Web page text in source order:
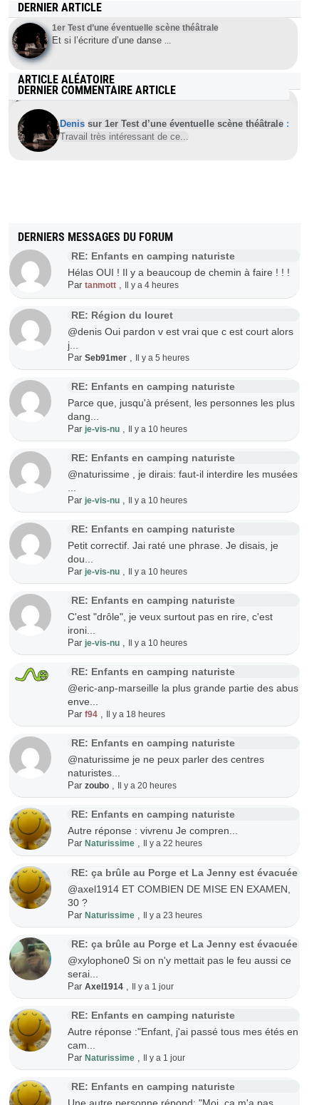
DERNIER ARTICLE
1er Test d’une éventuelle scène théâtrale
Et si l’écriture d’une danse ...
ARTICLE ALÉATOIRE
Réveillon avec spectacle de nus dans une boite de nuit
LGBT
DERNIER COMMENTAIRE ARTICLE
Denis sur 1er Test d’une éventuelle scène théâtrale :
Travail très intéressant de ce...
DERNIERS MESSAGES DU FORUM
RE: Enfants en camping naturiste
Hélas OUI ! Il y a beaucoup de chemin à faire ! ! !
Par tanmott, Il y a 4 heures
RE: Région du louret
@denis Oui pardon v est vrai que c est court alors
j...
Par Seb91mer, Il y a 5 heures
RE: Enfants en camping naturiste
Parce que, jusqu'à présent, les personnes les plus
dang...
Par je-vis-nu, Il y a 10 heures
RE: Enfants en camping naturiste
@naturissime , je dirais: faut-il interdire les musées
Par je-vis-nu, Il y a 10 heures
RE: Enfants en camping naturiste
Petit correctif. Jai raté une phrase. Je disais, je
dou...
Par je-vis-nu, Il y a 10 heures
RE: Enfants en camping naturiste
C'est "drôle", je veux surtout pas en rire, c'est
ironi...
Par je-vis-nu, Il y a 10 heures
RE: Enfants en camping naturiste
@eric-anp-marseille la plus grande partie des abus
enve...
Par f94, Il y a 18 heures
RE: Enfants en camping naturiste
@naturissime je ne peux parler des centres
naturistes...
Par zoubo, Il y a 20 heures
RE: Enfants en camping naturiste
Autre réponse : vivrenu Je compren...
Par Naturissime, Il y a 22 heures
RE: ça brûle au Porge et La Jenny est évacuée
@axel1914 ET COMBIEN DE MISE EN EXAMEN,
30 ?
Par Naturissime, Il y a 23 heures
RE: ça brûle au Porge et La Jenny est évacuée
@xylophone0 Si on n'y mettait pas le feu aussi ce
serai...
Par Axel1914, Il y a 1 jour
RE: Enfants en camping naturiste
Autre réponse :"Enfant, j'ai passé tous mes étés en
cam...
Par Naturissime, Il y a 1 jour
RE: Enfants en camping naturiste